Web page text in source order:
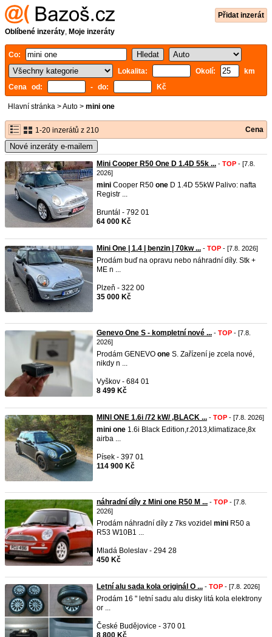
Přidat inzerát
Oblíbené inzeráty, Moje inzeráty
Co:
Lokalita:
Okolí:
km
Cena od:
- do: Kč
Hlavní stránka >Auto > mini one
1-20 inzerátů z 210 Cena
Nové inzeráty e-mailem
Mini Cooper R50 One D 1.4D 55k ... - TOP - [7.8.
2026]
mini Cooper R50 one D 1.4D 55kW Palivo: nafta
Registr ...
Bruntál - 792 01
64 000 Kč
Mini One | 1.4 | benzin | 70kw ... - TOP - [7.8. 2026]
Prodám buď na opravu nebo náhradní díly. Stk +
ME n ...
Plzeň - 322 00
35 000 Kč
Genevo One S - kompletní nové ... - TOP - [7.8.
2026]
Prodám GENEVO one S. Zařízení je zcela nové,
nikdy n ...
Vyškov - 684 01
8 499 Kč
MINI ONE 1.6i /72 kW/ ,BLACK ... - TOP - [7.8. 2026]
mini one 1.6i Black Edition,r.2013,klimatizace,8x
airba ...
Písek - 397 01
114 900 Kč
náhradní díly z Mini one R50 M ... - TOP - [7.8.
2026]
Prodám náhradní díly z 7ks vozidel mini R50 a
R53 W10B1 ...
Mladá Boleslav - 294 28
450 Kč
Letní alu sada kola originál O ... - TOP - [7.8. 2026]
Prodám 16 " letní sadu alu disky litá kola elektrony
or ...
České Budějovice - 370 01
8 800 Kč